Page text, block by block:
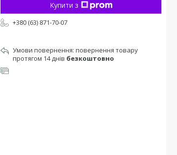
Купити з
+380 (63) 871-70-07
повернення товару
протягом 14 днів безкоштовно